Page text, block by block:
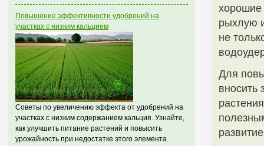
Повышение эффективности удобрений на
участках с низким кальцием
Советы по увеличению эффекта от удобрений на
участках с низким содержанием кальция. Узнайте,
как улучшить питание растений и повысить
урожайность при недостатке этого элемента.
хорошие
рыхлую
не
Для
вносить